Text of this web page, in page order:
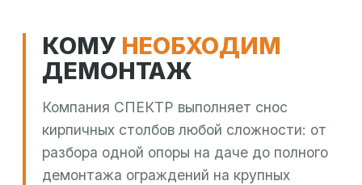
КОМУ НЕОБХОДИМ
ДЕМОНТАЖ
Компания СПЕКТР выполняет снос
кирпичных столбов любой сложности: от
разбора одной опоры на даче до полного
демонтажа ограждений на крупных